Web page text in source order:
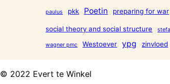
paulus pkk Poetin preparing for war
social theory and social structure
wagner pmc Westoever ypg zinvloed
© 2022 Evert te Winkel